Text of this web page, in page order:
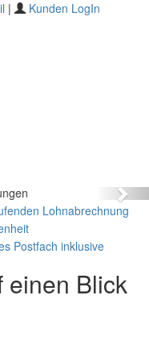
| Kunden LogIn
einen Blick